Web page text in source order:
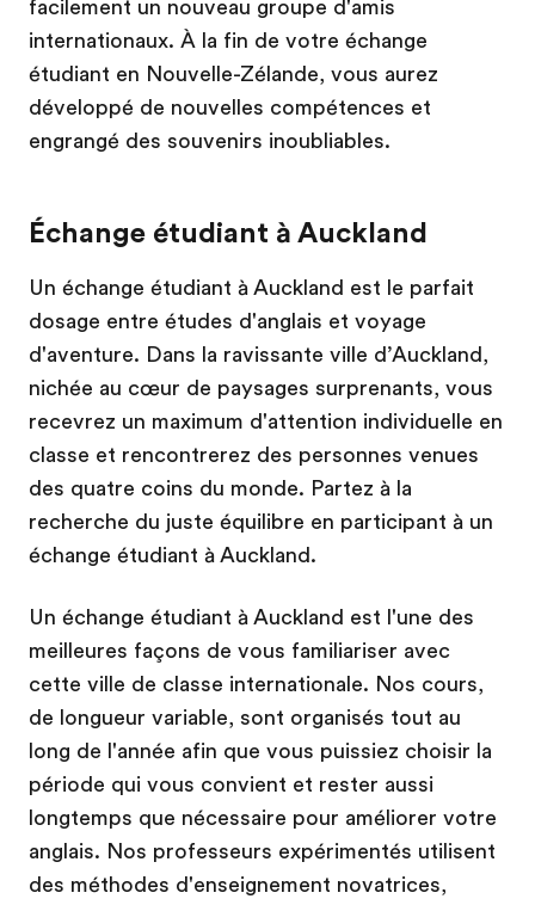
facilement un nouveau groupe d'amis
internationaux. À la fin de votre échange
étudiant en Nouvelle-Zélande, vous aurez
développé de nouvelles compétences et
engrangé des souvenirs inoubliables.
Échange étudiant à Auckland
Un échange étudiant à Auckland est le parfait
dosage entre études d'anglais et voyage
d'aventure. Dans la ravissante ville d’Auckland,
nichée au cœur de paysages surprenants, vous
recevrez un maximum d'attention individuelle en
classe et rencontrerez des personnes venues
des quatre coins du monde. Partez à la
recherche du juste équilibre en participant à un
échange étudiant à Auckland.
Un échange étudiant à Auckland est l'une des
meilleures façons de vous familiariser avec
cette ville de classe internationale. Nos cours,
de longueur variable, sont organisés tout au
long de l'année afin que vous puissiez choisir la
période qui vous convient et rester aussi
longtemps que nécessaire pour améliorer votre
anglais. Nos professeurs expérimentés utilisent
des méthodes d'enseignement novatrices,